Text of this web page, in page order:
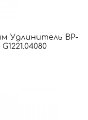
мм Удлинитель ВР-